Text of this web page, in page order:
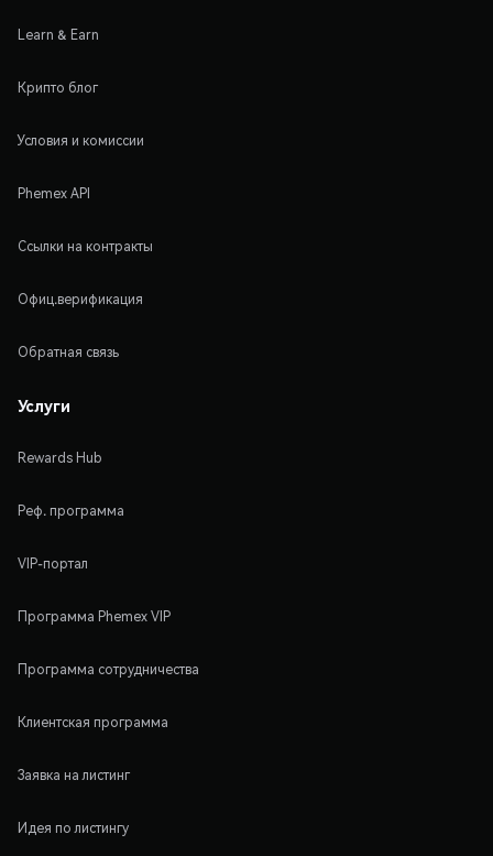
Learn & Earn
Крипто блог
Условия и комиссии
Phemex API
Ссылки на контракты
Офиц.верификация
Обратная связь
Услуги
Rewards Hub
Реф. программа
VIP-портал
Программа Phemex VIP
Программа сотрудничества
Клиентская программа
Заявка на листинг
Идея по листингу